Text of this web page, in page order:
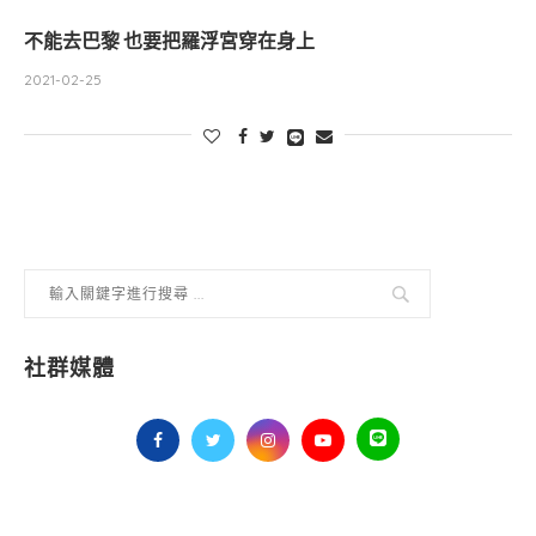
不能去巴黎 也要把羅浮宮穿在身上
2021-02-25
社群媒體